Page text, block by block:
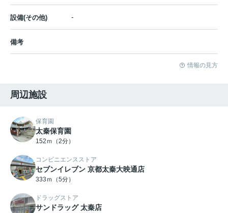
設備(その他) -
備考
情報の見方
周辺施設
保育園
太秦保育園
152ｍ（2分）
コンビニエンスストア
セブンイレブン 京都太秦大映通店
333ｍ（5分）
ドラッグストア
サンドラッグ 太秦店